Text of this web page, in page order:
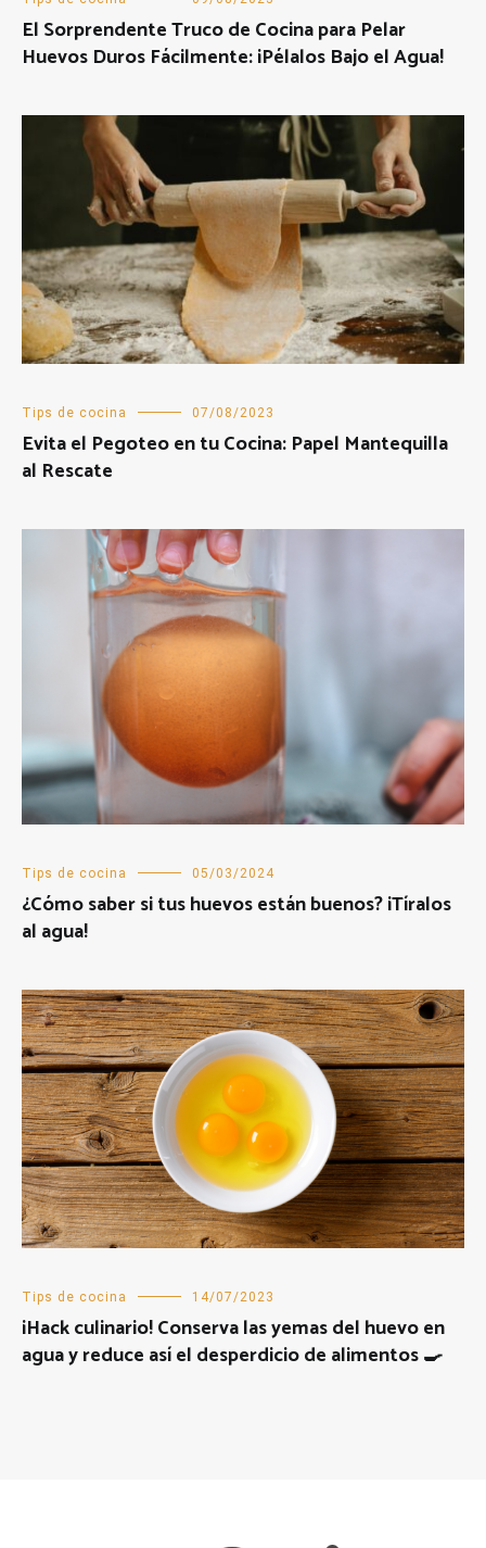
El Sorprendente Truco de Cocina para Pelar
Huevos Duros Fácilmente: ¡Pélalos Bajo el Agua!
Tips de cocina 07/08/2023
Evita el Pegoteo en tu Cocina: Papel Mantequilla
al Rescate
Tips de cocina 05/03/2024
¿Cómo saber si tus huevos están buenos? ¡Tíralos
al agua!
Tips de cocina 14/07/2023
¡Hack culinario! Conserva las yemas del huevo en
agua y reduce así el desperdicio de alimentos 🍳